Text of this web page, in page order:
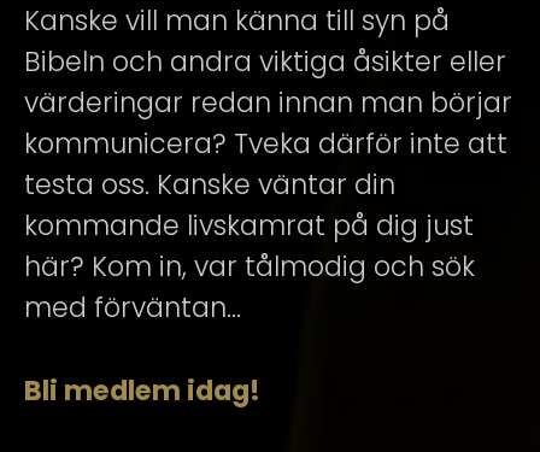
Kanske vill man känna till syn på
Bibeln och andra viktiga åsikter eller
värderingar redan innan man börjar
kommunicera? Tveka därför inte att
testa oss. Kanske väntar din
kommande livskamrat på dig just
här? Kom in, var tålmodig och sök
med förväntan...
Bli medlem idag!